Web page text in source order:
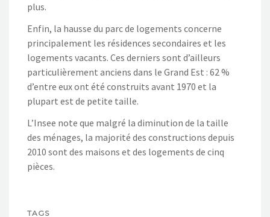
plus.
Enfin, la hausse du parc de logements concerne
principalement les résidences secondaires et les
logements vacants. Ces derniers sont d’ailleurs
particulièrement anciens dans le Grand Est : 62 %
d’entre eux ont été construits avant 1970 et la
plupart est de petite taille.
L’Insee note que malgré la diminution de la taille
des ménages, la majorité des constructions depuis
2010 sont des maisons et des logements de cinq
pièces.
TAGS